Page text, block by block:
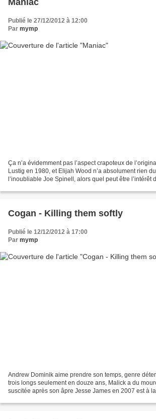
Publié le 27/12/2012 à 12:00
Par mymp
Ça n’a évidemment pas l’aspect crapoteux de
Lustig en 1980, et Elijah Wood n’a absolument rien
l’inoubliable Joe Spinell, alors quel peut être l’intérêt
Cogan - Killing them softly
Publié le 12/12/2012 à 17:00
Par mymp
Andrew Dominik aime prendre son temps, genre
trois longs seulement en douze ans, Malick a du
suscitée après son âpre Jesse James en 2007 est à